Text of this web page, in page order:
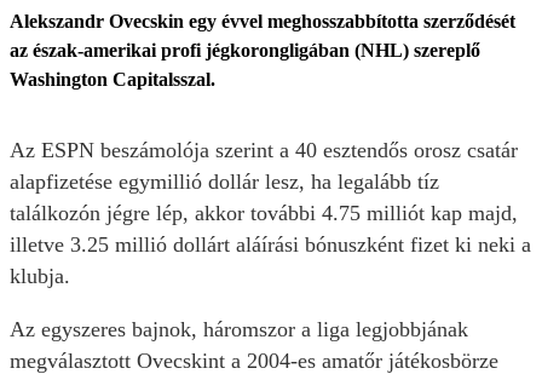
Alekszandr Ovecskin egy évvel meghosszabbította szerződését
az észak-amerikai profi jégkorongligában (NHL) szereplő
Washington Capitalsszal.
Az ESPN beszámolója szerint a 40 esztendős orosz csatár
alapfizetése egymillió dollár lesz, ha legalább tíz
találkozón jégre lép, akkor további 4.75 milliót kap majd,
illetve 3.25 millió dollárt aláírási bónuszként fizet ki neki a
klubja.
Az egyszeres bajnok, háromszor a liga legjobbjának
megválasztott Ovecskint a 2004-es amatőr játékosbörze